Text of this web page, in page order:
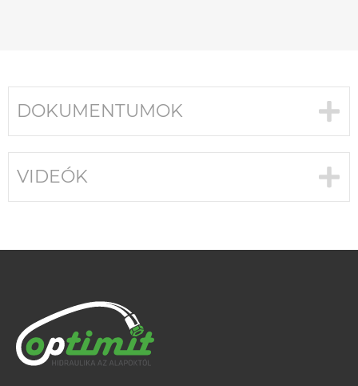
DOKUMENTUMOK
VIDEÓK